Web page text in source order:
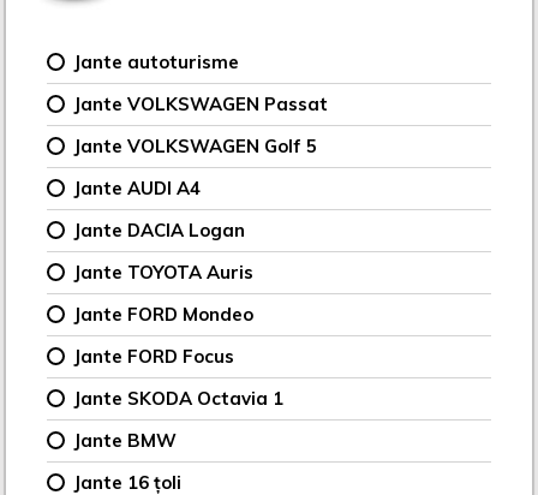
Jante autoturisme
Jante VOLKSWAGEN Passat
Jante VOLKSWAGEN Golf 5
Jante AUDI A4
Jante DACIA Logan
Jante TOYOTA Auris
Jante FORD Mondeo
Jante FORD Focus
Jante SKODA Octavia 1
Jante BMW
Jante 16 țoli